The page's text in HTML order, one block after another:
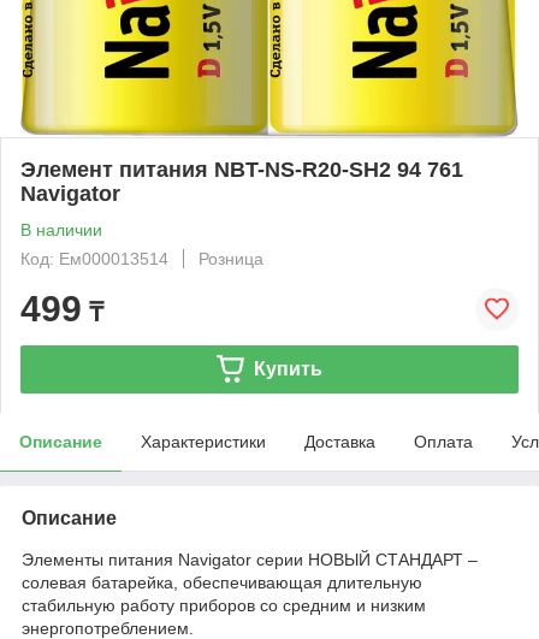
Элемент питания NBT-NS-R20-SH2 94 761
Navigator
В наличии
Код: Ем000013514
Розница
499 ₸
Купить
Описание Характеристики Доставка Оплата
Описание
Элементы питания Navigator серии НОВЫЙ СТАНДАРТ –
солевая батарейка, обеспечивающая длительную
стабильную работу приборов со средним и низким
энергопотреблением.